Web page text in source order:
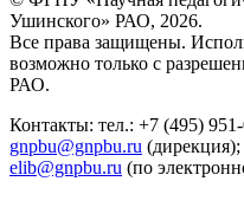
Ушинского» РАО, 2026.
Все права защищены.
возможно только с
РАО.
Контакты: тел.: +7 (495)
gnpbu@gnpbu.ru (дирекция);
elib@gnpbu.ru (по